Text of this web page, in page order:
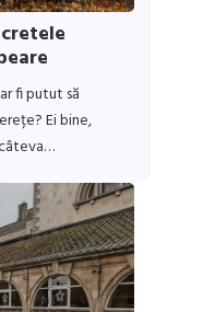
fi putut să
Ei bine,